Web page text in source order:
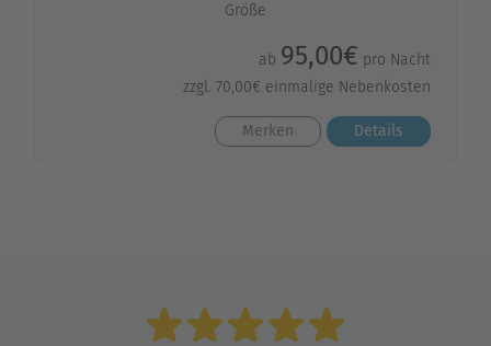
Größe
ab 95,00€ pro Nacht
zzgl. 70,00€ einmalige Nebenkosten
Merken Details